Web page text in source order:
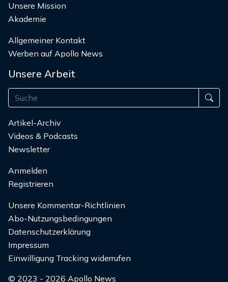
Unsere Mission
Akademie
Allgemeiner Kontakt
Werben auf Apollo News
Unsere Arbeit
Artikel-Archiv
Videos & Podcasts
Newsletter
Anmelden
Registrieren
Unsere Kommentar-Richtlinien
Abo-Nutzungsbedingungen
Datenschutzerklärung
Impressum
Einwilligung Tracking widerrufen
© 2023 - 2026 Apollo News